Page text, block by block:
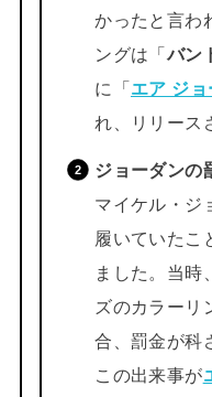
かったと言わ
ングは「バン
に「エア ジ
れ、リリース
ジョーダンの
マイケル・ジ
履いていたこ
ました。当時
ズのカラーリ
合、罰金が科
この出来事が